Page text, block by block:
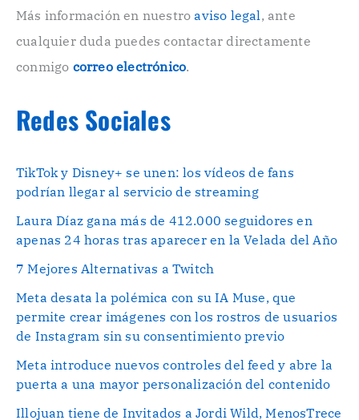
o
.
Más información en nuestroaviso legal, ante
cualquier duda puedes contactar directamente
conmigo correo electrónico.
Redes Sociales
TikTok y Disney+ se unen: los vídeos de fans
podrían llegar al servicio de streaming
Laura Díaz gana más de 412.000 seguidores en
apenas 24 horas tras aparecer en la Velada del Año
7 Mejores Alternativas a Twitch
Meta desata la polémica con su IA Muse, que
permite crear imágenes con los rostros de usuarios
de Instagram sin su consentimiento previo
Meta introduce nuevos controles del feed y abre la
puerta a una mayor personalización del contenido
Illojuan tiene de Invitados a Jordi Wild, MenosTrece